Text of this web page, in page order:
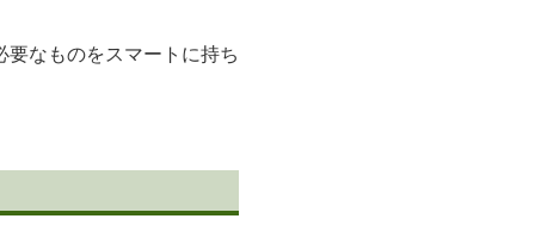
なものをスマートに持ち